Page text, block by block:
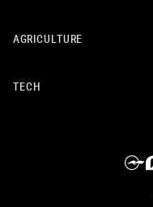
AGRICULTURE
TECH